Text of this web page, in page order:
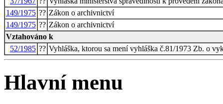
149/1975 ?? Zákon o archivnictví
149/1975 ?? Zákon o archivnictví
Vztahováno k
52/1985 ?? Vyhláška, ktorou sa mení vyhláška č.81/1973 Zb. o
Hlavní menu